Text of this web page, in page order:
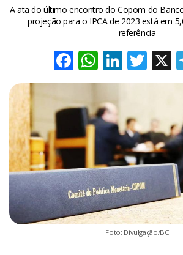
A ata do último encontro do Copom do
projeção para o IPCA de 2023 está em
referência
Facebook
Foto: Divulgação/BC